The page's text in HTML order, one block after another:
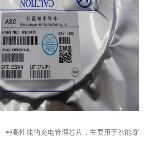
种高性能的充电管理芯片，主要用于智能穿